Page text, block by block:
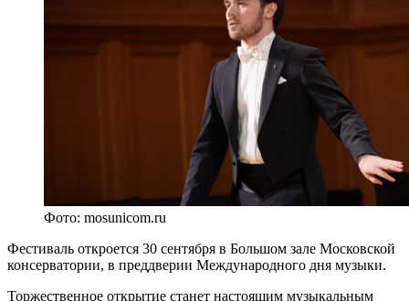
Фото: mosunicom.ru
Фестиваль откроется 30 сентября в Большом зале Московской
консерватории, в преддверии Международного дня музыки.
Торжественное открытие станет настоящим музыкальным